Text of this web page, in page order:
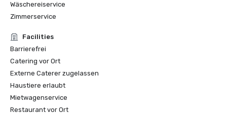
Wäschereiservice
Zimmerservice
Facilities
Barrierefrei
Catering vor Ort
Externe Caterer zugelassen
Haustiere erlaubt
Mietwagenservice
Restaurant vor Ort